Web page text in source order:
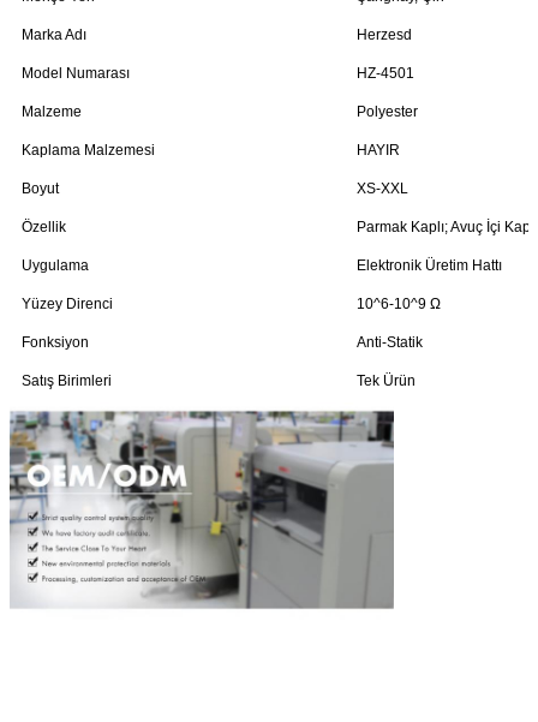
Marka Adı Herzesd
Model Numarası HZ-4501
Malzeme Polyester
Kaplama Malzemesi HAYIR
Boyut XS-XXL
Özellik Parmak Kaplı; Avuç İçi Kaplı
Uygulama Elektronik Üretim Hattı
Yüzey Direnci 10^6-10^9 Ω
Fonksiyon Anti-Statik
Satış Birimleri Tek Ürün